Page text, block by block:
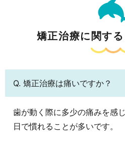
矯正治療に関す
Q. 矯正治療は痛いですか？
歯が動く際に多少の痛みを感
日で慣れることが多いです。